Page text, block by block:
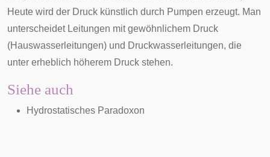
Heute wird der Druck künstlich durch Pumpen erzeugt. Man
unterscheidet Leitungen mit gewöhnlichem Druck
(Hauswasserleitungen) und Druckwasserleitungen, die
unter erheblich höherem Druck stehen.
Siehe auch
Hydrostatisches Paradoxon